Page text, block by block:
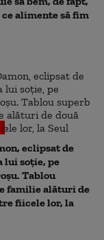
ce alimente să fim
eclipsat de
lui soție, pe
Tablou
familie alături de
fiicele lor, la